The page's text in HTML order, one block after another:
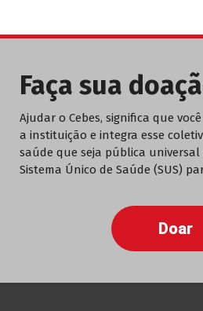
Faça sua
Ajudar o Cebes, significa que
a instituição e integra esse
saúde que seja pública
Sistema Único de Saúde (SUS)
Doar